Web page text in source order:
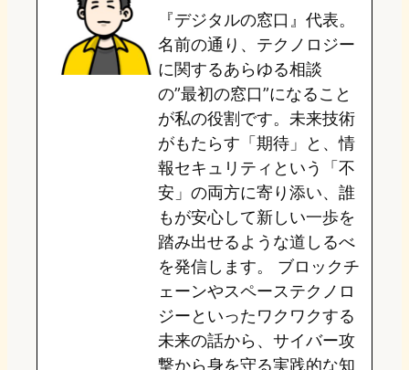
o
n
k
o
o
k
a
『デジタルの窓口』代表。
名前の通り、テクノロジー
に関するあらゆる相談
の”最初の窓口”になること
が私の役割です。未来技術
がもたらす「期待」と、情
報セキュリティという「不
安」の両方に寄り添い、誰
もが安心して新しい一歩を
踏み出せるような道しるべ
を発信します。 ブロックチ
ェーンやスペーステクノロ
ジーといったワクワクする
未来の話から、サイバー攻
撃から身を守る実践的な知